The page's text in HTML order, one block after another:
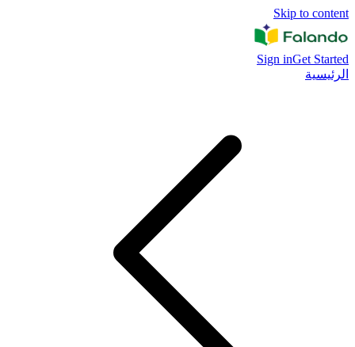
Skip to content
Sign inGet Started
الرئيسية